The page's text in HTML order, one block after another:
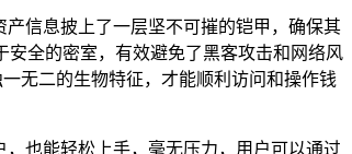
信息披上了一层坚不可摧的铠甲，确保其
全的密室，有效避免了黑客攻击和网络风
无二的生物特征，才能顺利访问和操作钱
也能轻松上手，毫无压力，用户可以通过